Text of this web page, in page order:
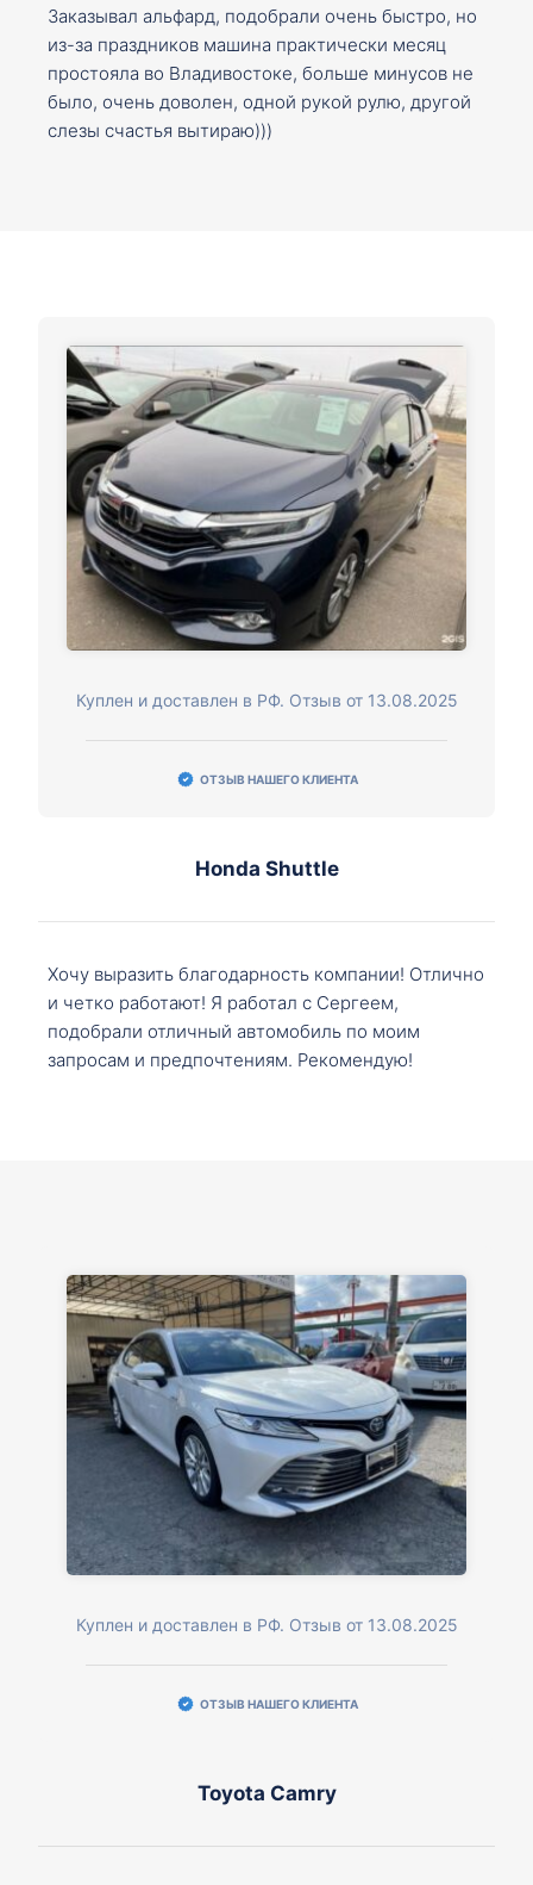
Заказывал альфард, подобрали очень быстро, но
из-за праздников машина практически месяц
простояла во Владивостоке, больше минусов не
было, очень доволен, одной рукой рулю, другой
слезы счастья вытираю)))
Куплен и доставлен в РФ. Отзыв от 13.08.2025
ОТЗЫВ НАШЕГО КЛИЕНТА
Honda Shuttle
Хочу выразить благодарность компании! Отлично
и четко работают! Я работал с Сергеем,
подобрали отличный автомобиль по моим
запросам и предпочтениям. Рекомендую!
Куплен и доставлен в РФ. Отзыв от 13.08.2025
ОТЗЫВ НАШЕГО КЛИЕНТА
Toyota Camry